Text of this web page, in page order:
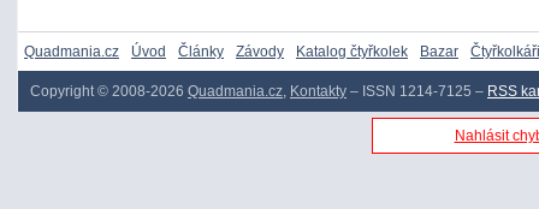
Quadmania.cz Úvod Články Závody Katalog čtyřkolek Bazar Čtyřkolkáři
Copyright © 2008-2026 Quadmania.cz, Kontakty – ISSN 1214-7125 – RSS
Nahlásit